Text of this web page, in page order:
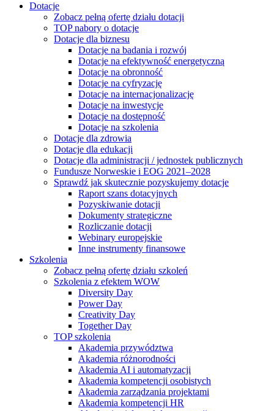
Dotacje
Zobacz pełną ofertę działu dotacji
TOP nabory o dotacje
Dotacje dla biznesu
Dotacje na badania i rozwój
Dotacje na efektywność energetyczną
Dotacje na obronność
Dotacje na cyfryzację
Dotacje na internacjonalizację
Dotacje na inwestycje
Dotacje na dostępność
Dotacje na szkolenia
Dotacje dla zdrowia
Dotacje dla edukacji
Dotacje dla administracji / jednostek publicznych
Fundusze Norweskie i EOG 2021–2028
Sprawdź jak skutecznie pozyskujemy dotacje
Raport szans dotacyjnych
Pozyskiwanie dotacji
Dokumenty strategiczne
Rozliczanie dotacji
Webinary europejskie
Inne instrumenty finansowe
Szkolenia
Zobacz pełną ofertę działu szkoleń
Szkolenia z efektem WOW
Diversity Day
Power Day
Creativity Day
Together Day
TOP szkolenia
Akademia przywództwa
Akademia różnorodności
Akademia AI i automatyzacji
Akademia kompetencji osobistych
Akademia zarządzania projektami
Akademia kompetencji HR